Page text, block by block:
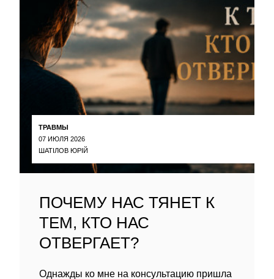
ТРАВМЫ
07 ИЮЛЯ 2026
ШАТІЛОВ ЮРІЙ
ПОЧЕМУ НАС ТЯНЕТ К
ТЕМ, КТО НАС
ОТВЕРГАЕТ?
Однажды ко мне на консультацию пришла